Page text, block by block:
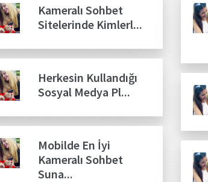
Kameralı Sohbet
Sitelerinde Kimlerl...
Herkesin Kullandığı
Sosyal Medya Pl...
Mobilde En İyi
Kameralı Sohbet
Suna...